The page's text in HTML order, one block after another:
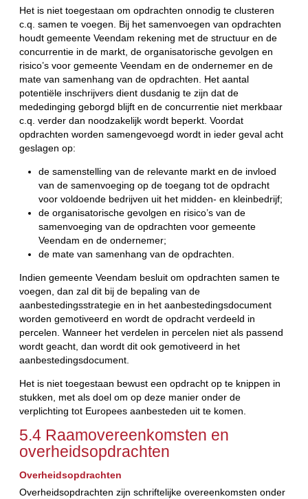
Het is niet toegestaan om opdrachten onnodig te clusteren
c.q. samen te voegen. Bij het samenvoegen van opdrachten
houdt gemeente Veendam rekening met de structuur en de
concurrentie in de markt, de organisatorische gevolgen en
risico’s voor gemeente Veendam en de ondernemer en de
mate van samenhang van de opdrachten. Het aantal
potentiële inschrijvers dient dusdanig te zijn dat de
mededinging geborgd blijft en de concurrentie niet merkbaar
c.q. verder dan noodzakelijk wordt beperkt. Voordat
opdrachten worden samengevoegd wordt in ieder geval acht
geslagen op:
de samenstelling van de relevante markt en de invloed
van de samenvoeging op de toegang tot de opdracht
voor voldoende bedrijven uit het midden- en kleinbedrijf;
de organisatorische gevolgen en risico’s van de
samenvoeging van de opdrachten voor gemeente
Veendam en de ondernemer;
de mate van samenhang van de opdrachten.
Indien gemeente Veendam besluit om opdrachten samen te
voegen, dan zal dit bij de bepaling van de
aanbestedingsstrategie en in het aanbestedingsdocument
worden gemotiveerd en wordt de opdracht verdeeld in
percelen. Wanneer het verdelen in percelen niet als passend
wordt geacht, dan wordt dit ook gemotiveerd in het
aanbestedingsdocument.
Het is niet toegestaan bewust een opdracht op te knippen in
stukken, met als doel om op deze manier onder de
verplichting tot Europees aanbesteden uit te komen.
5.4 Raamovereenkomsten en
overheidsopdrachten
Overheidsopdrachten
Overheidsopdrachten zijn schriftelijke overeenkomsten onder